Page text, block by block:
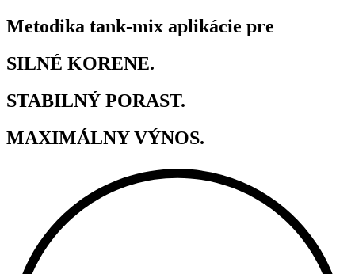
Metodika tank-mix aplikácie pre
SILNÉ KORENE.
STABILNÝ PORAST.
MAXIMÁLNY VÝNOS.